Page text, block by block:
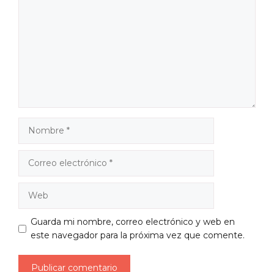
electrónico
Guarda mi nombre, correo electrónico y web en
este navegador para la próxima vez que comente.